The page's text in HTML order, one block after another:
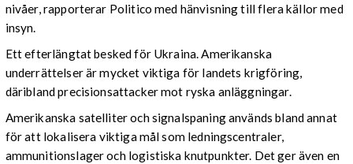
nivåer, rapporterar Politico med hänvisning till flera källor med
insyn.
Ett efterlängtat besked för Ukraina. Amerikanska
underrättelser är mycket viktiga för landets krigföring,
däribland precisionsattacker mot ryska anläggningar.
Amerikanska satelliter och signalspaning används bland annat
för att lokalisera viktiga mål som ledningscentraler,
ammunitionslager och logistiska knutpunkter. Det ger även en